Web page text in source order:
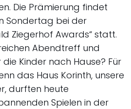
Die Prämierung findet
Sondertag bei der
Ziegerhof Awards“ statt.
Abendtreff und
Kinder nach Hause? Für
das Haus Korinth, unsere
durften heute
Spielen in der